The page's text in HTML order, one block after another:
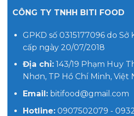
CÔNG TY TNHH BITI FOOD
GPKD số 0315177096 do Sở
cấp ngày 20/07/2018
Địa chỉ:143/19 Phạm Huy
Nhơn, TP Hồ Chí Minh, Việt
Email:bitifood@gmail.com
Hotline:0907502079 -